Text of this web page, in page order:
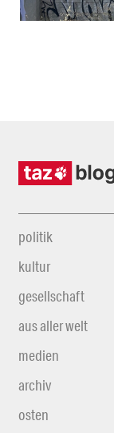
politik
kultur
gesellschaft
aus aller welt
medien
archiv
osten